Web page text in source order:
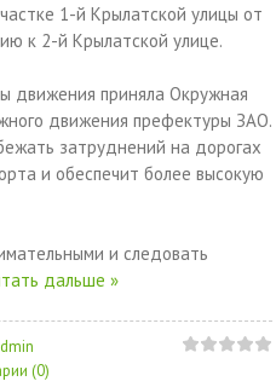
1-й Крылатской улицы от
к 2-й Крылатской улице.
движения приняла Окружная
движения префектуры ЗАО.
затруднений на дорогах
и обеспечит более высокую
и следовать
дальше »
(0)